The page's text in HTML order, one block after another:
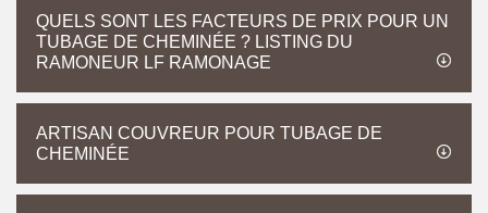
QUELS SONT LES FACTEURS DE PRIX POUR UN
TUBAGE DE CHEMINÉE ? LISTING DU
RAMONEUR LF RAMONAGE
ARTISAN COUVREUR POUR TUBAGE DE
CHEMINÉE